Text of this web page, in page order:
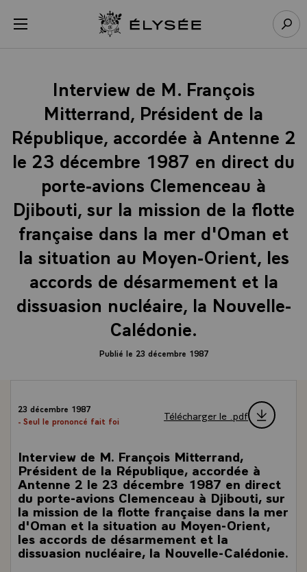
menu Retour à l’accueil Élysée
Interview de M. François
Mitterrand, Président de la
République, accordée à Antenne 2
le 23 décembre 1987 en direct du
porte-avions Clemenceau à
Djibouti, sur la mission de la flotte
française dans la mer d'Oman et
la situation au Moyen-Orient, les
accords de désarmement et la
dissuasion nucléaire, la Nouvelle-
Calédonie.
Publié le 23 décembre 1987
23 décembre 1987
- Seul le prononcé fait foi
Télécharger le .pdf
Interview de M. François Mitterrand,
Président de la République, accordée à
Antenne 2 le 23 décembre 1987 en direct
du porte-avions Clemenceau à Djibouti, sur
la mission de la flotte française dans la mer
d'Oman et la situation au Moyen-Orient,
les accords de désarmement et la
dissuasion nucléaire, la Nouvelle-Calédonie.
Panneau de gestion des cookies